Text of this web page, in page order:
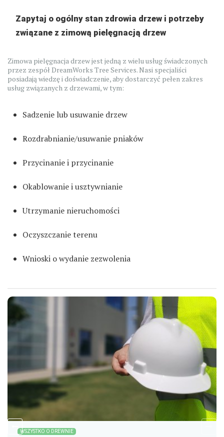
Zapytaj o ogólny stan zdrowia drzew i potrzeby
związane z zimową pielęgnacją drzew
Zimowa pielęgnacja drzew jest jedną z wielu usług świadczonych
przez zespół DreamWorks Tree Services. Nasi specjaliści
posiadają wiedzę i doświadczenie, aby dostarczyć pełen zakres
usług związanych z drzewami, w tym:
Sadzenie lub usuwanie drzew
Rozdrabnianie/usuwanie pniaków
Przycinanie i przycinanie
Okablowanie i usztywnianie
Utrzymanie nieruchomości
Oczyszczanie terenu
Wnioski o wydanie zezwolenia
WSZYSTKO O DREWNIE